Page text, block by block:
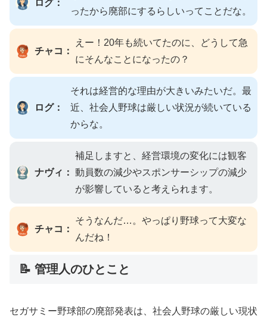
ログ：
ったから廃部にするらしいってことだな。
チャコ：
えー！20年も続いてたのに、どうして急
にそんなことになったの？
ログ：
それは経営的な理由が大きいみたいだ。最
近、社会人野球は厳しい状況が続いている
からな。
ナヴィ：
補足しますと、経営環境の変化には観客
動員数の減少やスポンサーシップの減少
が影響していると考えられます。
チャコ：
そうなんだ…。やっぱり野球って大変な
んだね！
📝 管理人のひとこと
セガサミー野球部の廃部発表は、社会人野球の厳しい現状